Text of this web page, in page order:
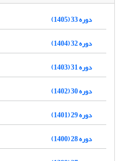
دوره 33 (1405)
دوره 32 (1404)
دوره 31 (1403)
دوره 30 (1402)
دوره 29 (1401)
دوره 28 (1400)